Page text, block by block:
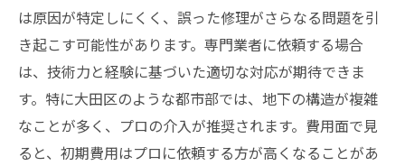
は原因が特定しにくく、誤った修理がさらなる問題を引
き起こす可能性があります。専門業者に依頼する場合
は、技術力と経験に基づいた適切な対応が期待できま
す。特に大田区のような都市部では、地下の構造が複雑
なことが多く、プロの介入が推奨されます。費用面で見
ると、初期費用はプロに依頼する方が高くなることがあ